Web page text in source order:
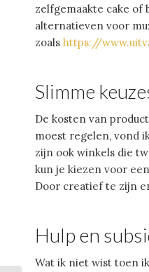
zelfgemaakte cake of
alternatieven voor
zoals https://
Slimme
De kosten van
moest regelen, vond
zijn ook winkels die
kun je kiezen voor
Door creatief te zijn
Hulp en
Wat ik niet wist toen